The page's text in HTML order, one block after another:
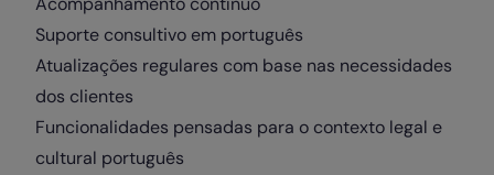
Suporte consultivo em português
Atualizações regulares com base nas necessidades
dos clientes
Funcionalidades pensadas para o contexto legal e
cultural português